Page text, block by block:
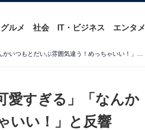
グルメ 社会 IT・ビジネス エンタメ
橋本環奈、肩出しのドレスに「むり可愛すぎる」「なんかいつもとだいぶ雰囲気違う！めっちゃいい！」と反響
愛すぎる」「なんか
いい！」と反響